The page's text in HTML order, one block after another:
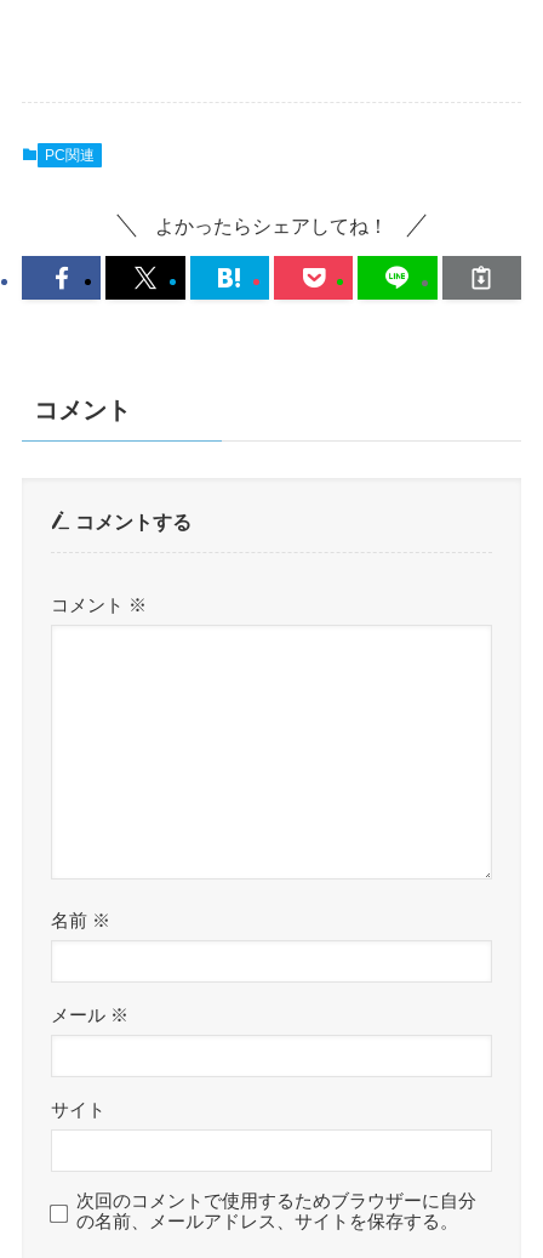
PC関連
よかったらシェアしてね！
コメント
コメントする
コメント ※
名前 ※
メール ※
サイト
次回のコメントで使用するためブラウザーに自分
の名前、メールアドレス、サイトを保存する。